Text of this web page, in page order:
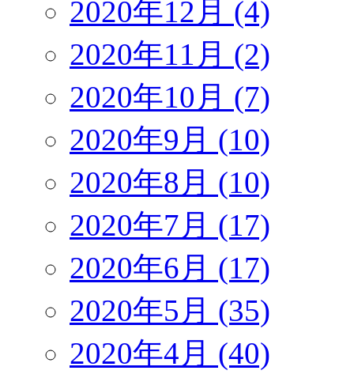
2020年12月 (4)
2020年11月 (2)
2020年10月 (7)
2020年9月 (10)
2020年8月 (10)
2020年7月 (17)
2020年6月 (17)
2020年5月 (35)
2020年4月 (40)